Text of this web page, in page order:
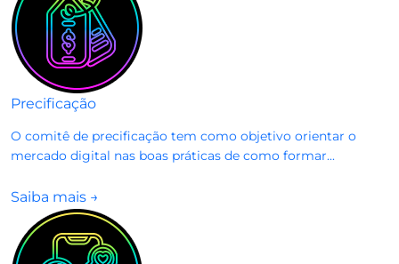
Precificação
O comitê de precificação tem como objetivo orientar o
mercado digital nas boas práticas de como formar...
Saiba mais →